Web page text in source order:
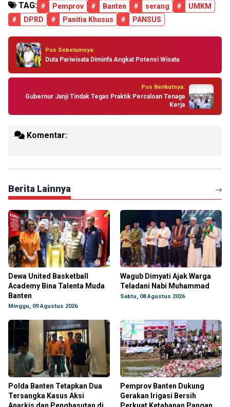
TAG: # Pemprov # Banten # serang #
UMKM
#
DPRD # Panitia Khusus # PANSUS
Pos Sebelumnya:
Duta Pariwisata Diminfa Angkat Potensi Wisata
Pos Berikutnya:
Gubernur Janji Tindak Tegas Praktik Percaloan Tenaga
Kerja
Komentar:
Berita Lainnya
Dewa United Basketball
Academy Bina Talenta Muda
Banten
Minggu, 09 Agustus 2026
Wagub Dimyati Ajak Warga
Teladani Nabi Muhammad
Sabtu, 08 Agustus 2026
Polda Banten Tetapkan Dua
Tersangka Kasus Aksi
Pemprov Banten Dukung
Gerakan Irigasi Bersih